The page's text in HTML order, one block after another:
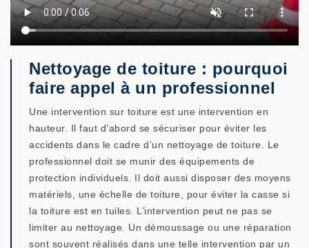
Nettoyage de toiture : pourquoi
faire appel à un professionnel
Une intervention sur toiture est une intervention en
hauteur. Il faut d’abord se sécuriser pour éviter les
accidents dans le cadre d’un nettoyage de toiture. Le
professionnel doit se munir des équipements de
protection individuels. Il doit aussi disposer des moyens
matériels, une échelle de toiture, pour éviter la casse si
la toiture est en tuiles. L’intervention peut ne pas se
limiter au nettoyage. Un démoussage ou une réparation
sont souvent réalisés dans une telle intervention par un